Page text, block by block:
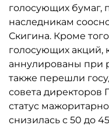
голосующих бумаг,
наследникам
Скигина. Кроме
голосующих акций,
аннулированы при
также перешли
совета директоров
статус
снизилась с 50 до